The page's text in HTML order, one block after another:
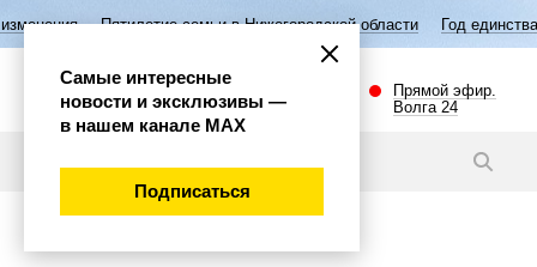
семьи в Нижегородской области Год единства народов России
Прямой эфир.
Волга 24
Самые интересные
новости и эксклюзивы —
в нашем канале МАХ
Подписаться